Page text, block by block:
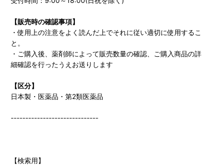
【販売時の確認事項】
・使用上の注意をよく読んだ上でそれに従い適切に使用するこ
と。
・ご購入後、薬剤師によって販売数量の確認、ご購入商品の詳
細確認を行ったうえお送りします
【区分】
日本製・医薬品・第2類医薬品
------------------------------
【検索用】